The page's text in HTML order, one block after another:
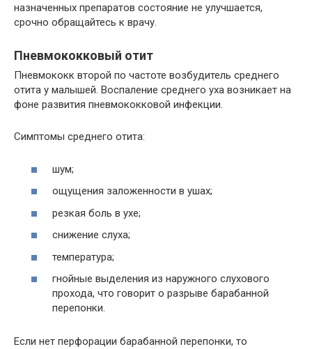
назначенных препаратов состояние не улучшается,
срочно обращайтесь к врачу.
Пневмококковый отит
Пневмококк второй по частоте возбудитель среднего
отита у малышей. Воспаление среднего уха возникает на
фоне развития пневмококковой инфекции.
Симптомы среднего отита:
шум;
ощущения заложенности в ушах;
резкая боль в ухе;
снижение слуха;
температура;
гнойные выделения из наружного слухового
прохода, что говорит о разрыве барабанной
перепонки.
Если нет перфорации барабанной перепонки, то